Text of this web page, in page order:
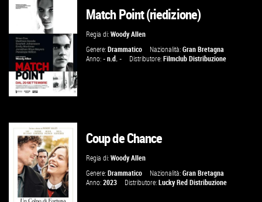
GUARDA IL TRAILER
VAI ALLA SCHEDA
GUARDA IL TRAILER
VAI ALLA SCHEDA
Match Point (riedizione)
Regia di:Woody Allen
Genere:Drammatico Nazionalità:Gran Bretagna
Anno:- n.d. - Distributore:Filmclub Distribuzione
Coup de Chance
Regia di:Woody Allen
Genere:Drammatico Nazionalità:Gran Bretagna
Anno:2023 Distributore:Lucky Red Distribuzione